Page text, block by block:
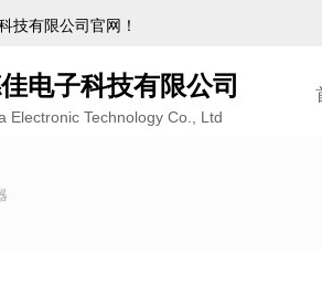
电子科技有限公司
Electronic Technology Co., Ltd
技有限公司官网！